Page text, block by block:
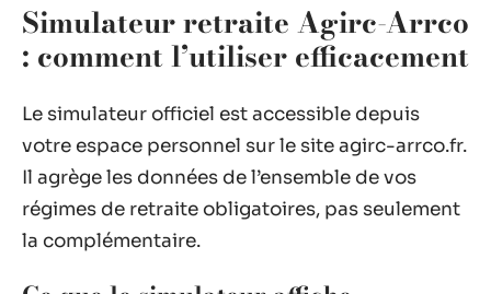
Simulateur retraite Agirc-Arrco
: comment l’utiliser efficacement
Le simulateur officiel est accessible depuis
votre espace personnel sur le site agirc-arrco.fr.
Il agrège les données de l’ensemble de vos
régimes de retraite obligatoires, pas seulement
la complémentaire.